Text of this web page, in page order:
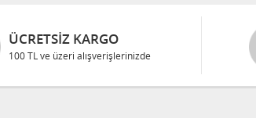
GÜVENLI ALIŞVERIŞ
Bilgileriniz 128 Bit SSL ile güvende